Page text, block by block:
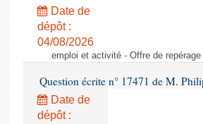
Date de
dépôt :
04/08/2026
emploi et activité - Offre de
Question écrite n° 17471 de M.
Date de
dépôt :